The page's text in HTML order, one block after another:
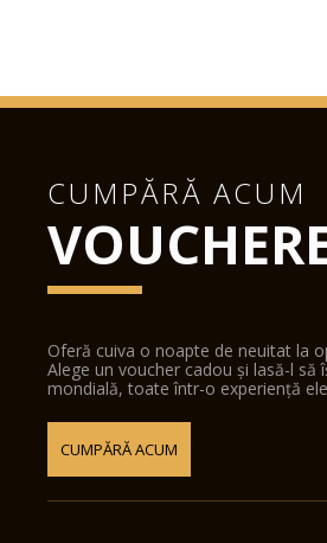
CUMPĂRĂ ACUM
Oferă cuiva o noapte de neuitat la
Alege un voucher cadou și lasă-l
mondială, toate într-o experiență
CUMPĂRĂ ACUM